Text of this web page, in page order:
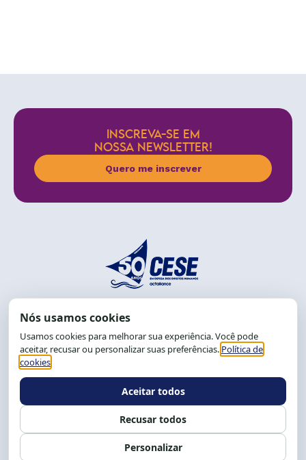
INSCREVA-SE EM
NOSSA NEWSLETTER!
Quero me inscrever
End.: R. da Graça, 150. Graça
CEP: 40.150-055
Salvador-BA, Brasil.
Tel.: (71) 2104-5457, Cel.: (71) 9 9239-2104 ou 2105
Expediente: 8h às 12h e 13 às 17h.
Siga nossas redes Fale conosco